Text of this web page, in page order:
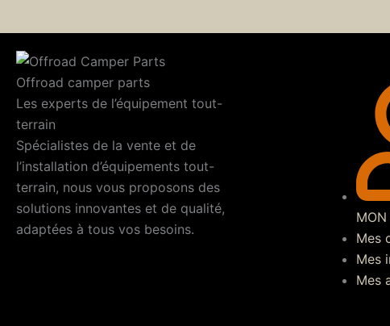
Offroad camper parts
Les experts de l’équipement tout-
terrain
Spécialistes de la vente et de
l’installation d’équipements tout-
terrain, nous vous proposons des
solutions innovantes et de qualité,
adaptées à tous vos besoins.
MON
Mes
Mes
Mes